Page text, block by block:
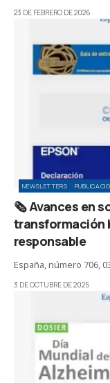
23 DE FEBRERO DE 2026
NEWSLETTERS
🗞️ Avances en
transformación
responsable
España, número 706,
3 DE OCTUBRE DE 2025